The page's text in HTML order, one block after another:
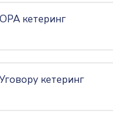
кетеринг
кетеринг